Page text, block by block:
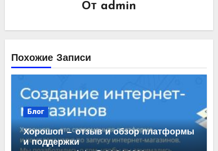
От admin
Похожие Записи
Блог
Хорошоп — отзыв и обзор платформы
и поддержки